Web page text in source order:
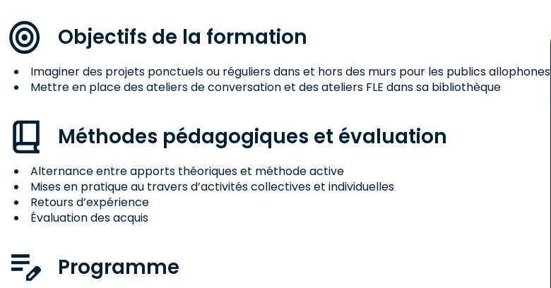
Objectifs de la formation
Imaginer des projets ponctuels ou réguliers dans et hors des murs pour les publics allophones
Mettre en place des ateliers de conversation et des ateliers FLE dans sa bibliothèque
Méthodes pédagogiques et évaluation
Alternance entre apports théoriques et méthode active
Mises en pratique au travers d’activités collectives et individuelles
Retours d’expérience
Évaluation des acquis
Programme